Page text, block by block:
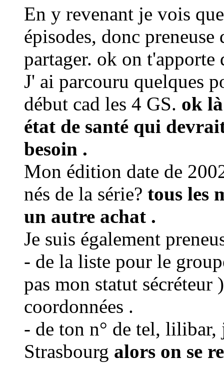
En y revenant je vois
épisodes, donc
partager. ok on
J' ai parcouru quelques
début cad les 4 GS. ok
état de santé qui
besoin .
Mon édition date de
nés de la série? tous les
un autre achat .
Je suis également
- de la liste pour le
pas mon statut sécréteur
coordonnées .
- de ton n° de tel, lilibar,
Strasbourg alors on se